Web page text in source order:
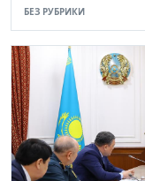
БЕЗ РУБРИКИ